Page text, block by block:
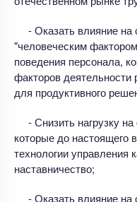
- Оказать влияние на
"человеческим
поведения персонала,
факторов деятельности
для продуктивного
- Снизить нагрузку
которые до настоящего
технологии управления
наставничество;
- Оказать влияние